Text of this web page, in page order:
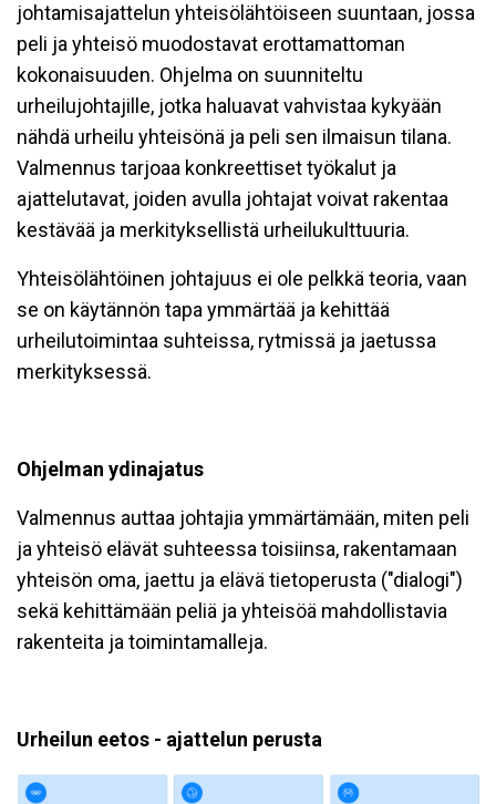
johtamisajattelun yhteisölähtöiseen suuntaan, jossa
peli ja yhteisö muodostavat erottamattoman
kokonaisuuden. Ohjelma on suunniteltu
urheilujohtajille, jotka haluavat vahvistaa kykyään
nähdä urheilu yhteisönä ja peli sen ilmaisun tilana.
Valmennus tarjoaa konkreettiset työkalut ja
ajattelutavat, joiden avulla johtajat voivat rakentaa
kestävää ja merkityksellistä urheilukulttuuria.
Yhteisölähtöinen johtajuus ei ole pelkkä teoria, vaan
se on käytännön tapa ymmärtää ja kehittää
urheilutoimintaa suhteissa, rytmissä ja jaetussa
merkityksessä.
Ohjelman ydinajatus
Valmennus auttaa johtajia ymmärtämään, miten peli
ja yhteisö elävät suhteessa toisiinsa, rakentamaan
yhteisön oma, jaettu ja elävä tietoperusta ("dialogi")
sekä kehittämään peliä ja yhteisöä mahdollistavia
rakenteita ja toimintamalleja.
Urheilun eetos - ajattelun perusta